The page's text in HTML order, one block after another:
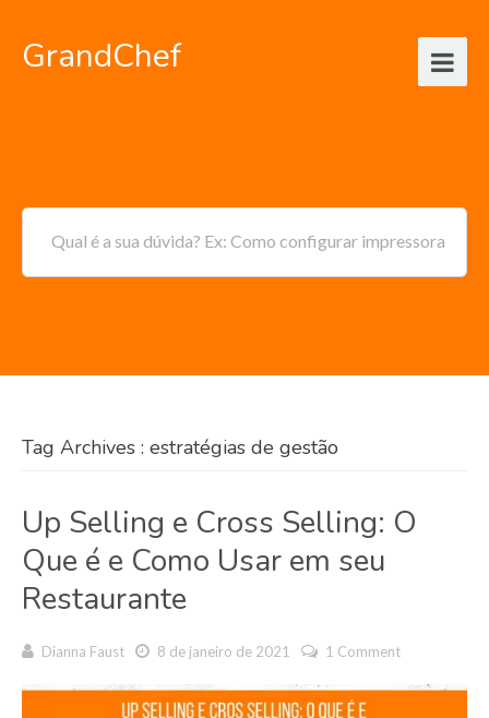
GrandChef
Qual é a sua dúvida? Ex: Como configurar impressora
Tag Archives : estratégias de gestão
Up Selling e Cross Selling: O
Que é e Como Usar em seu
Restaurante
Dianna Faust 8 de janeiro de 2021 1 Comment